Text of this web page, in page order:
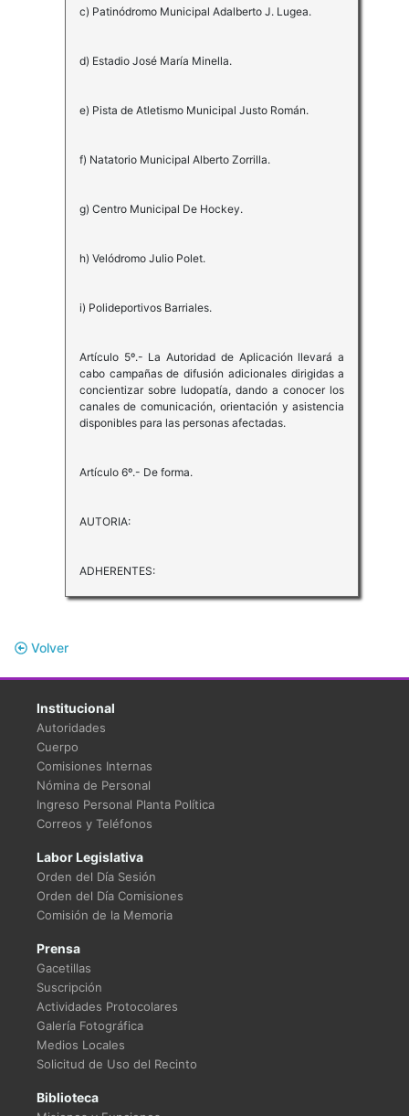
c) Patinódromo Municipal Adalberto J. Lugea.
d) Estadio José María Minella.
e) Pista de Atletismo Municipal Justo Román.
f) Natatorio Municipal Alberto Zorrilla.
g) Centro Municipal De Hockey.
h) Velódromo Julio Polet.
i) Polideportivos Barriales.
Artículo 5º.- La Autoridad de Aplicación llevará a
cabo campañas de difusión adicionales dirigidas a
concientizar sobre ludopatía, dando a conocer los
canales de comunicación, orientación y asistencia
disponibles para las personas afectadas.
Artículo 6º.- De forma.
AUTORIA:
ADHERENTES:
Volver
Institucional
Autoridades
Cuerpo
Comisiones Internas
Nómina de Personal
Ingreso Personal Planta Política
Correos y Teléfonos
Labor Legislativa
Orden del Día Sesión
Orden del Día Comisiones
Comisión de la Memoria
Prensa
Gacetillas
Suscripción
Actividades Protocolares
Galería Fotográfica
Medios Locales
Solicitud de Uso del Recinto
Biblioteca